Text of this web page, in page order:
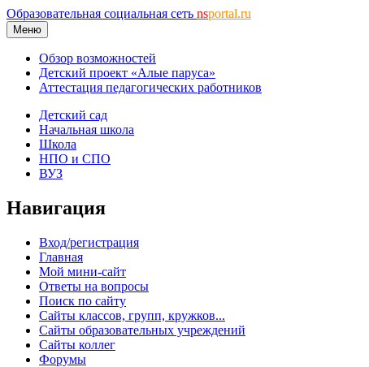
Образовательная социальная сеть nsportal.ru
Меню
Обзор возможностей
Детский проект «Алые паруса»
Аттестация педагогических работников
Детский сад
Начальная школа
Школа
НПО и СПО
ВУЗ
Навигация
Вход/регистрация
Главная
Мой мини-сайт
Ответы на вопросы
Поиск по сайту
Сайты классов, групп, кружков...
Сайты образовательных учреждений
Сайты коллег
Форумы